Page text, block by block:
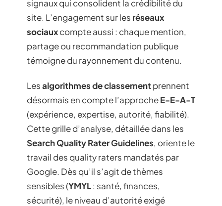
signaux qui consolident la crédibilité du
site. L’engagement sur les réseaux
sociauxcompte aussi : chaque mention,
partage ou recommandation publique
témoigne du rayonnement du contenu.
Lesalgorithmes de classementprennent
désormais en compte l’approcheE-E-A-T
(expérience, expertise, autorité, fiabilité).
Cette grille d’analyse, détaillée dans les
Search Quality Rater Guidelines, oriente le
travail des quality raters mandatés par
Google. Dès qu’il s’agit de thèmes
sensibles (YMYL: santé, finances,
sécurité), le niveau d’autorité exigé